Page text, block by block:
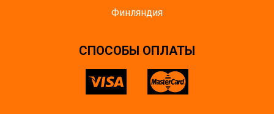
Финляндия
CПОСОБЫ ОПЛАТЫ